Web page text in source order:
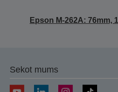
Epson M-262A: 76mm,
Sekot mums